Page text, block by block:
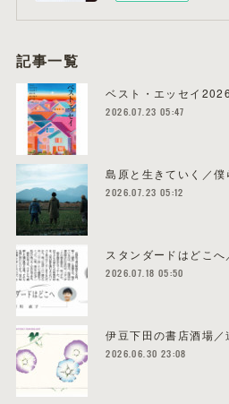
記事一覧
ベスト・エッセイ2026
2026.07.23 05:47
島原と生きていく／
2026.07.23 05:12
スタンダードはどこへ
2026.07.18 05:50
伊豆下田の書店酒場／
2026.06.30 23:08